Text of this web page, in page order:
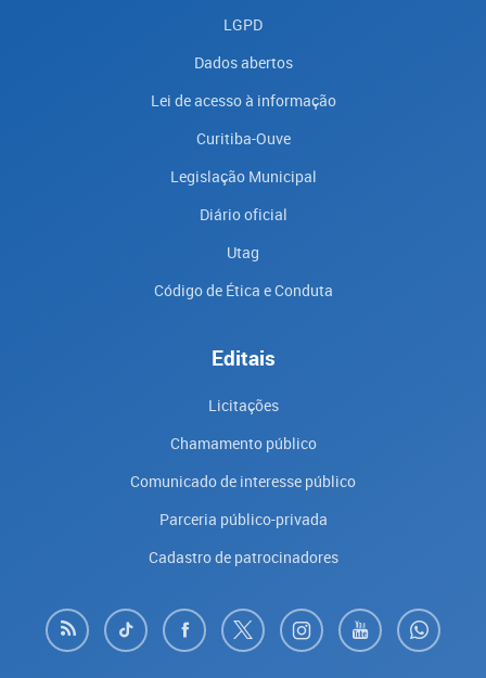
LGPD
Dados abertos
Lei de acesso à informação
Curitiba-Ouve
Legislação Municipal
Diário oficial
Utag
Código de Ética e Conduta
Editais
Licitações
Chamamento público
Comunicado de interesse público
Parceria público-privada
Cadastro de patrocinadores